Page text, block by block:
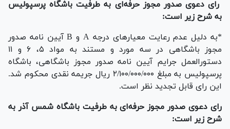
رای دعوی صدور مجوز حرفه‌ای به طرفیت باشگاه پرسپولیس
به شرح زیر است:
*به دلیل عدم رعایت معیار‌های درجه A و B آیین نامه صدور
مجوز باشگاهی در سه مورد و مستند به مواد ۵، ۶ و ۱۱
دستورالعمل جرایم آیین نامه صدور مجوز باشگاهی، باشگاه
پرسپولیس به مبلغ ۲/۱۰۰/۰۰۰/۰۰۰ ریال جریمه نقدی محکوم شد.
این رای قابل تجدید نظر است.
رای دعوی صدور مجوز حرفه‌ای به طرفیت باشگاه شمس آذر به
شرح زیر است: